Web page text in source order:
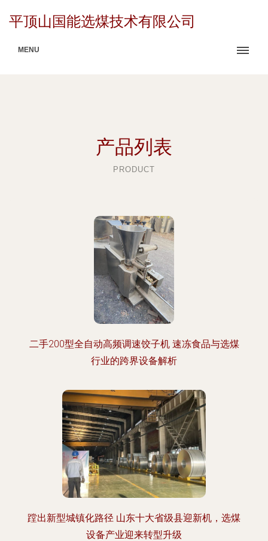
平顶山国能选煤技术有限公司
MENU
产品列表
PRODUCT
二手200型全自动高频调速饺子机 速冻食品与选煤
行业的跨界设备解析
蹚出新型城镇化路径 山东十大省级县迎新机，选煤
设备产业迎来转型升级